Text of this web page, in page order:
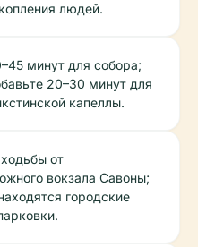
людей.
минут для собора;
20–30 минут для
капеллы.
от
вокзала Савоны;
городские